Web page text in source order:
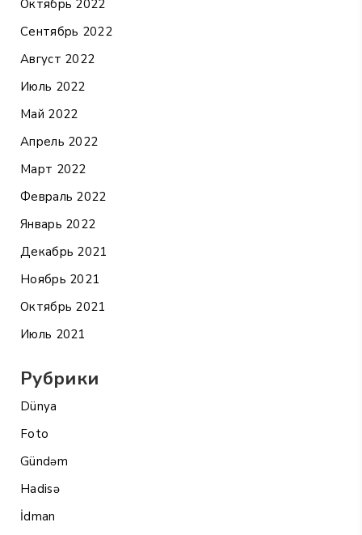
Октябрь 2022
Сентябрь 2022
Август 2022
Июль 2022
Май 2022
Апрель 2022
Март 2022
Февраль 2022
Январь 2022
Декабрь 2021
Ноябрь 2021
Октябрь 2021
Июль 2021
Рубрики
Dünya
Foto
Gündəm
Hadisə
İdman